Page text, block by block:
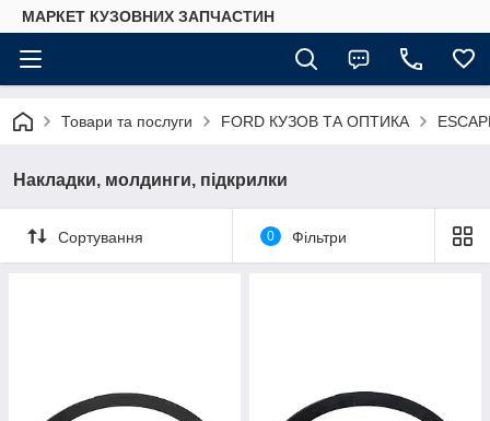
МАРКЕТ КУЗОВНИХ ЗАПЧАСТИН
Товари та послуги FORD КУЗОВ ТА ОПТИКА
Накладки, молдинги, підкрилки
Сортування 0 Фільтри